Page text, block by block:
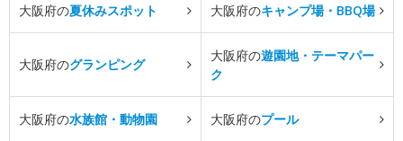
大阪府の夏休みスポット 大阪府のキャンプ場・BBQ場
大阪府のグランピング
大阪府の遊園地・テーマパー
ク
大阪府の水族館・動物園 大阪府のプール